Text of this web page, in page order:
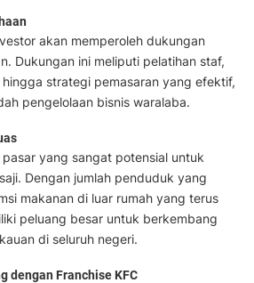
akan memperoleh dukungan
Dukungan ini meliputi pelatihan staf,
strategi pemasaran yang efektif,
pengelolaan bisnis waralaba.
yang sangat potensial untuk
Dengan jumlah penduduk yang
makanan di luar rumah yang terus
peluang besar untuk berkembang
di seluruh negeri.
dengan Franchise KFC